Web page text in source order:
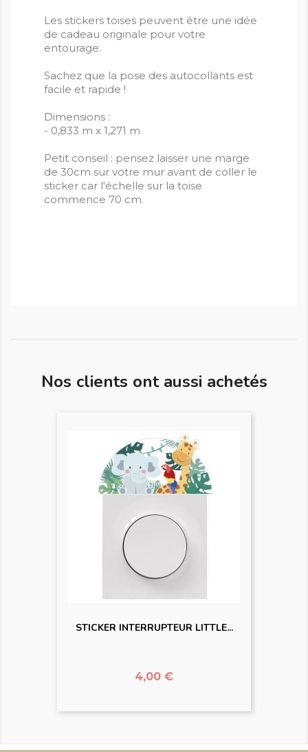
Les stickers toises peuvent être une idée
de cadeau originale pour votre
entourage.
Sachez que la pose des autocollants est
facile et rapide !
Dimensions :
- 0,833 m x 1,271 m
Petit conseil : pensez laisser une marge
de 30cm sur votre mur avant de coller le
sticker car l'échelle sur la toise
commence 70 cm.
Nos clients ont aussi achetés
STICKER INTERRUPTEUR LITTLE...
Prix
4,00 €